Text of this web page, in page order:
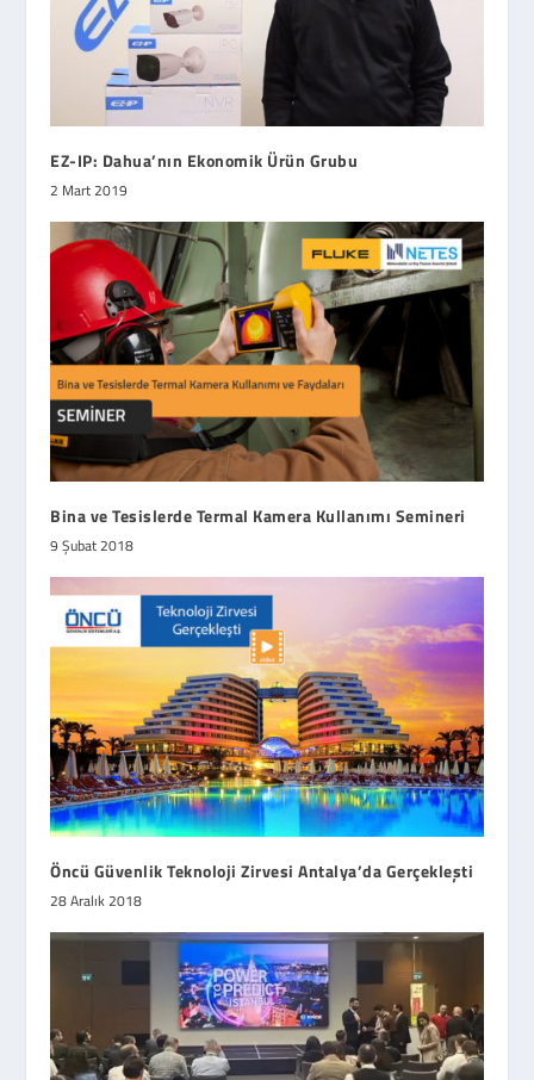
EZ-IP: Dahua’nın Ekonomik Ürün Grubu
2 Mart 2019
Bina ve Tesislerde Termal Kamera Kullanımı Semineri
9 Şubat 2018
Öncü Güvenlik Teknoloji Zirvesi Antalya’da Gerçekleşti
28 Aralık 2018